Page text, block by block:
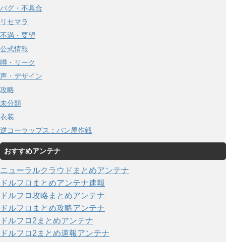
バグ・不具合
リセマラ
不満・要望
公式情報
噂・リーク
声・デザイン
攻略
未分類
衣装
逆コーラップス：パン屋作戦
おすすめアンテナ
ニューラルクラウドまとめアンテナ
ドルフロまとめアンテナ速報
ドルフロ攻略まとめアンテナ
ドルフロまとめ攻略アンテナ
ドルフロ2まとめアンテナ
ドルフロ2まとめ速報アンテナ